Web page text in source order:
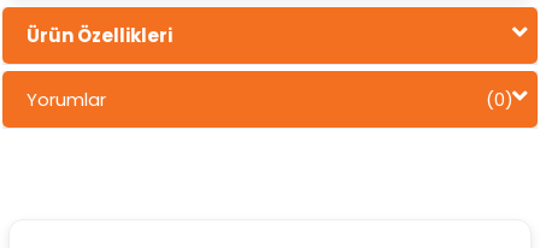
Ürün Özellikleri
Yorumlar (0)